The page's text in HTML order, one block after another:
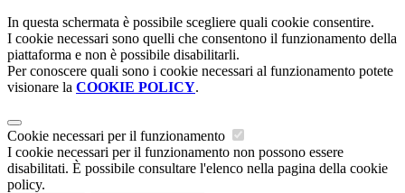
In questa schermata è possibile scegliere quali cookie consentire.
I cookie necessari sono quelli che consentono il funzionamento della
piattaforma e non è possibile disabilitarli.
Per conoscere quali sono i cookie necessari al funzionamento potete
visionare la COOKIE POLICY.
Cookie necessari per il funzionamento
I cookie necessari per il funzionamento non possono essere
disabilitati. È possibile consultare l'elenco nella pagina della cookie
policy.